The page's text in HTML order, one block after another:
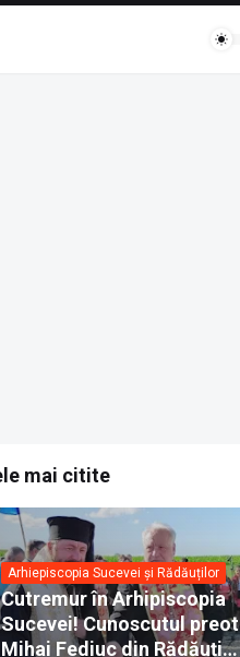
mai citite
Arhiepiscopia Sucevei și Rădăuților
Cutremur în Arhipiscopia
Sucevei! Cunoscutul preot
Mihai Fediuc din Rădăuți a